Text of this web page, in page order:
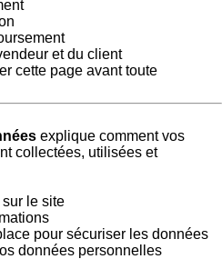
et du client
cette page avant toute
explique comment vos
collectées, utilisées et
le site
pour sécuriser les données
données personnelles